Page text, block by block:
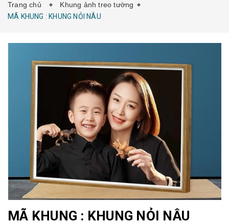
GIỚI THIỆU SẢN PHẨM
LIÊN HỆ
Trang chủ
Khung ảnh treo tường
MÃ KHUNG : KHUNG NỎI NÂU
MÃ KHUNG : KHUNG NỎI NÂU